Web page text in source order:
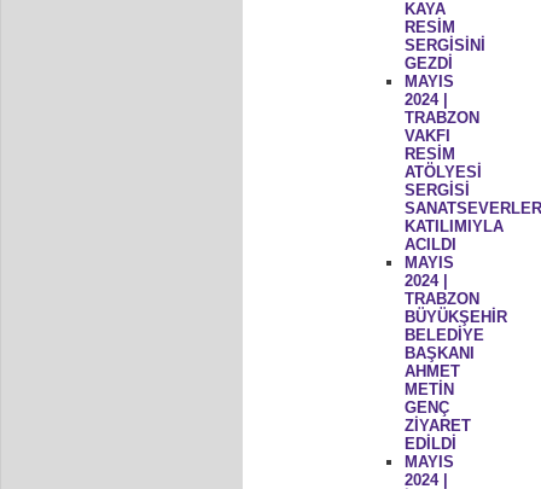
KAYA
RESİM
SERGİSİNİ
GEZDİ
MAYIS
2024 |
TRABZON
VAKFI
RESİM
ATÖLYESİ
SERGİSİ
KATILIMIYLA
ACILDI
MAYIS
2024 |
TRABZON
BÜYÜKŞEHİR
BELEDİYE
BAŞKANI
AHMET
METİN
GENÇ
ZİYARET
EDİLDİ
MAYIS
2024 |